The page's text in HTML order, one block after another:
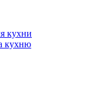
кухни
кухню